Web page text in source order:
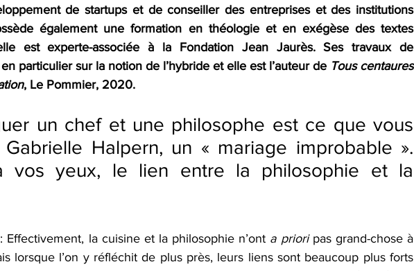
de startups et de conseiller des entreprises et des institutions
également une formation en théologie et en exégèse des textes
est experte-associée à la Fondation Jean Jaurès. Ses travaux de
particulier sur la notion de l’hybride et elle est l’auteur de Tous centaures
, Le Pommier, 2020.
un chef et une philosophe est ce que vous
Gabrielle Halpern, un « mariage improbable ».
vos yeux, le lien entre la philosophie et la
: Effectivement, la cuisine et la philosophie n’ont a priori pas grand-chose à
lorsque l’on y réfléchit de plus près, leurs liens sont beaucoup plus forts